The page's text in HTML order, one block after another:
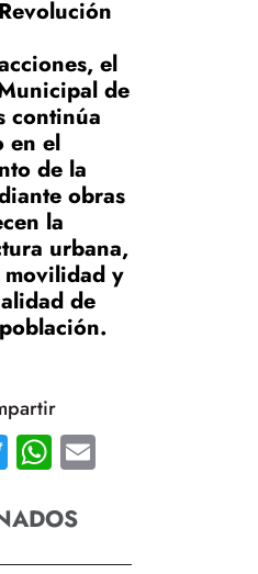
el
de
continúa
en el
de la
obras
la
urbana,
y
de
TwitterWhatsApp